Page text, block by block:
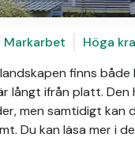
Markarbet Höga
finns
långt ifrån platt.
men samtidigt kan
Du kan läsa mer i